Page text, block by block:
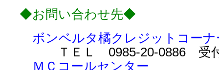
◆お問い合わせ先◆
ボンベルタ橘クレジットコ
ＴＥＬ 0985-20-0886 受付
ＭＣコールセンター